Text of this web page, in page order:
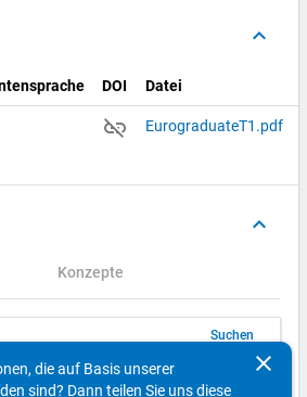
keyboard_arrow_up
DOI Datei
link_off EurograduateT1.pdf
keyboard_arrow_up
Konzepte
Suchen
1 - 8 von 8 keyboard_arrow_left keyboard_arrow_right
clear
die auf Basis unserer
sind? Dann teilen Sie uns diese